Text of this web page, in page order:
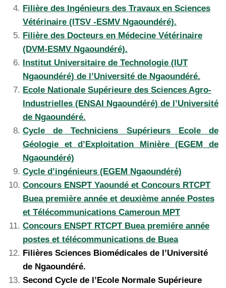
Filière des Ingénieurs des Travaux en Sciences
Vétérinaire (ITSV -ESMV Ngaoundéré).
Filière des Docteurs en Médecine Vétérinaire
(DVM-ESMV Ngaoundéré).
Institut Universitaire de Technologie (IUT
Ngaoundéré) de l’Université de Ngaoundéré.
Ecole Nationale Supérieure des Sciences Agro-
Industrielles (ENSAI Ngaoundéré) de l’Université
de Ngaoundéré.
Cycle de Techniciens Supérieurs Ecole de
Géologie et d’Exploitation Minière (EGEM de
Ngaoundéré)
Cycle d’ingénieurs (EGEM Ngaoundéré)
Concours ENSPT Yaoundé et Concours RTCPT
Buea première année et deuxième année Postes
et Télécommunications Cameroun MPT
Concours ENSPT RTCPT Buea premiére année
postes et télécommunications de Buea
Filières Sciences Biomédicales de l’Université
de Ngaoundéré.
Second Cycle de l’Ecole Normale Supérieure